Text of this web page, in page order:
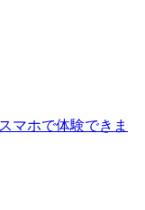
マホで体験できま